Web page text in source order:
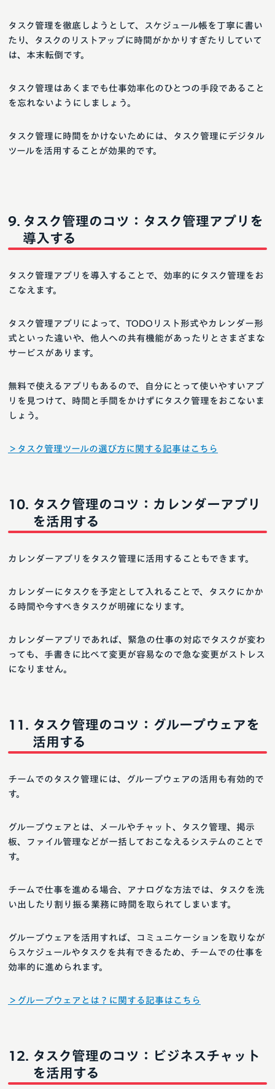
タスク管理を徹底しようとして、スケジュール帳を丁寧に書い
たり、タスクのリストアップに時間がかかりすぎたりしていて
は、本末転倒です。
タスク管理はあくまでも仕事効率化のひとつの手段であること
を忘れないようにしましょう。
タスク管理に時間をかけないためには、タスク管理にデジタル
ツールを活用することが効果的です。
タスク管理のコツ：タスク管理アプリを
導入する
タスク管理アプリを導入することで、効率的にタスク管理をお
こなえます。
タスク管理アプリによって、TODOリスト形式やカレンダー形
式といった違いや、他人への共有機能があったりとさまざまな
サービスがあります。
無料で使えるアプリもあるので、自分にとって使いやすいアプ
リを見つけて、時間と手間をかけずにタスク管理をおこないま
しょう。
＞タスク管理ツールの選び方に関する記事はこちら
タスク管理のコツ：カレンダーアプリ
を活用する
カレンダーアプリをタスク管理に活用することもできます。
カレンダーにタスクを予定として入れることで、タスクにかか
る時間や今すべきタスクが明確になります。
カレンダーアプリであれば、緊急の仕事の対応でタスクが変わ
っても、手書きに比べて変更が容易なので急な変更がストレス
になりません。
タスク管理のコツ：グループウェアを
活用する
チームでのタスク管理には、グループウェアの活用も有効的で
す。
グループウェアとは、メールやチャット、タスク管理、掲示
板、ファイル管理などが一括しておこなえるシステムのことで
す。
チームで仕事を進める場合、アナログな方法では、タスクを洗
い出したり割り振る業務に時間を取られてしまいます。
グループウェアを活用すれば、コミュニケーションを取りなが
らスケジュールやタスクを共有できるため、チームでの仕事を
効率的に進められます。
＞グループウェアとは？に関する記事はこちら
タスク管理のコツ：ビジネスチャット
を活用する